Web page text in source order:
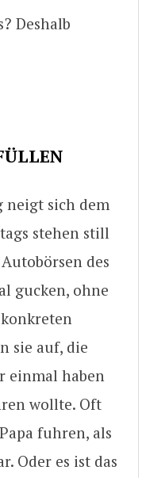
Deshalb
neigt sich dem
stehen still
des
gucken, ohne
sie auf, die
einmal haben
wollte. Oft
fuhren, als
Oder es ist das